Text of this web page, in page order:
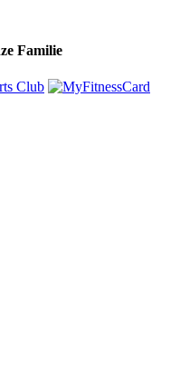
Familie